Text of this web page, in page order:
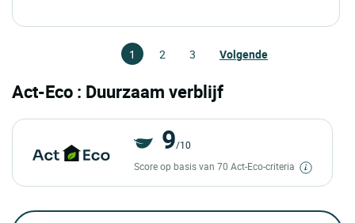
1 2 3 Volgende
Act-Eco : Duurzaam verblijf
9/10
Score op basis van 70 Act-Eco-criteria